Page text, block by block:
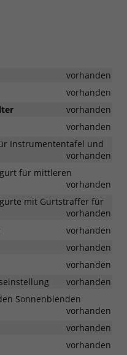
vorhanden
vorhanden
vorhanden
vorhanden
Instrumententafel und
vorhanden
für mittleren
vorhanden
mit Gurtstraffer für
vorhanden
vorhanden
vorhanden
vorhanden
vorhanden
Sonnenblenden
vorhanden
vorhanden
vorhanden